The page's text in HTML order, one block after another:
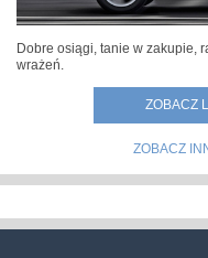
Dobre osiągi, tanie w zakupie,
wrażeń.
ZOBACZ
ZOBACZ